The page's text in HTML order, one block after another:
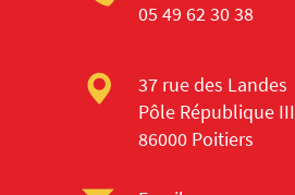
05 49 62 30 38
37 rue des Landes
Pôle République III
86000 Poitiers